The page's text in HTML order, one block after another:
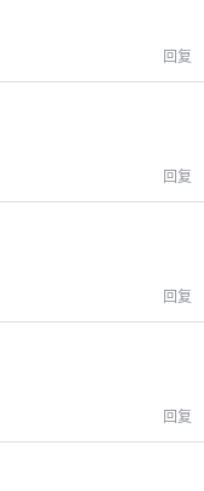
回复
回复
回复
回复